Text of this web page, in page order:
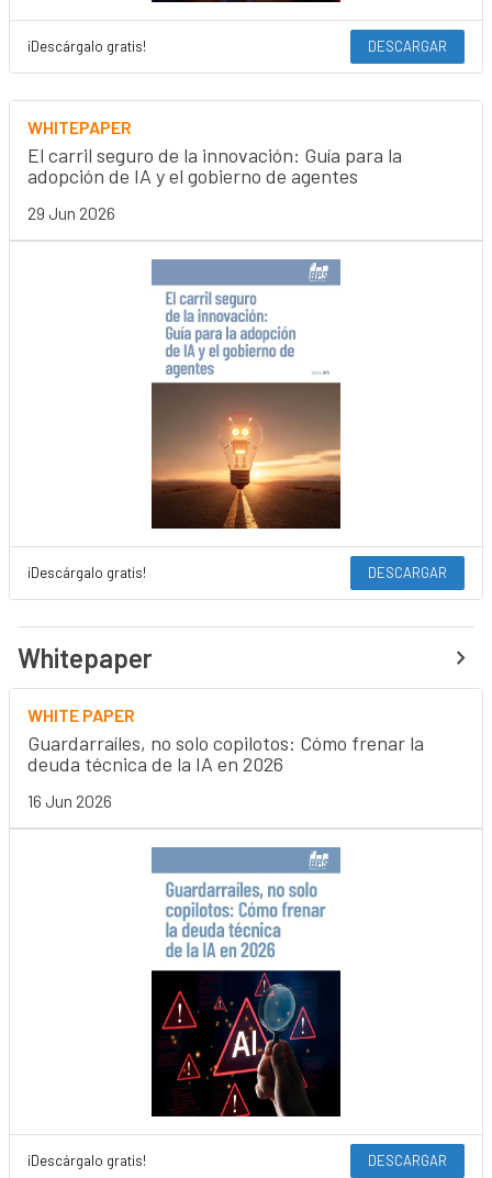
¡Descárgalo gratis! DESCARGAR
WHITEPAPER
El carril seguro de la innovación: Guía para la
adopción de IA y el gobierno de agentes
29 Jun 2026
¡Descárgalo gratis! DESCARGAR
Whitepaper
WHITE PAPER
Guardarraíles, no solo copilotos: Cómo frenar la
deuda técnica de la IA en 2026
16 Jun 2026
¡Descárgalo gratis! DESCARGAR